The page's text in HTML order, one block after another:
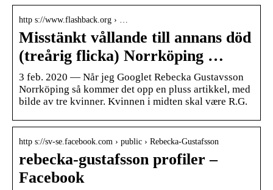
http s://www.flashback.org › …
Misstänkt vållande till annans död
(treårig flicka) Norrköping …
3 feb. 2020 — Når jeg Googlet Rebecka Gustavsson
Norrköping så kommer det opp en pluss artikkel, med
bilde av tre kvinner. Kvinnen i midten skal være R.G.
http s://sv-se.facebook.com › public › Rebecka-Gustafsson
rebecka-gustafsson profiler –
Facebook